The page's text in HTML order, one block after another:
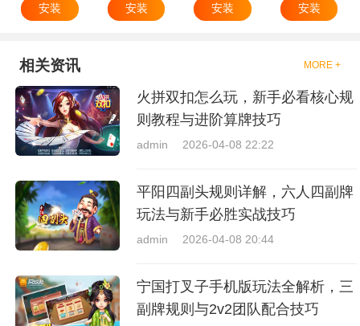
安装
安装
安装
安装
相关资讯 MORE +
火拼双扣怎么玩，新手必看核心规
则教程与进阶算牌技巧
admin 2026-04-08 22:22
平阳四副头规则详解，六人四副牌
玩法与新手必胜实战技巧
admin 2026-04-08 20:44
宁国打叉子手机版玩法全解析，三
副牌规则与2v2团队配合技巧